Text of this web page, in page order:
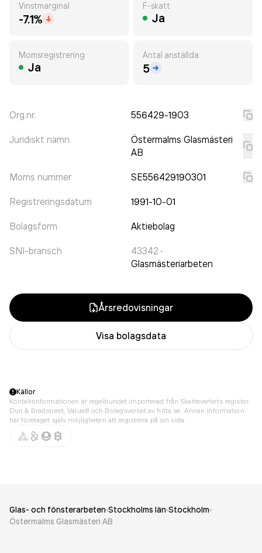
Vinstmarginal
-7.1%
F-skatt
Ja
Momsregistrering
Ja
Antal anställda
5
Org.nr. 556429-1903
Juridiskt namn
Östermalms Glasmästeri
AB
Moms nummer SE556429190301
Registreringsdatum 1991-10-01
Bolagsform Aktiebolag
SNI-bransch 43342 ·
Glasmästeriarbeten
Årsredovisningar
Visa bolagsdata
Källor
Kontaktinformationen är regelbundet importerad från Skatteverkets register,
Dun & Bradstreet, Value8 och Bolagsverket av hitta.se. Annan information
har företaget själv möjligheten att registrera på sin sida.
Glas- och fönsterarbeten Stockholms län Stockholm
Östermalms Glasmästeri AB